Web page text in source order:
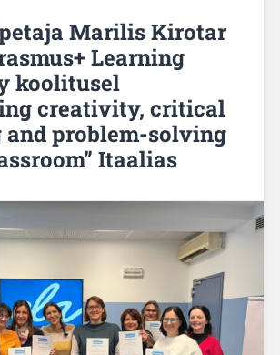
Marilis Kirotar
Learning
koolitusel
creativity, critical
problem-solving
Itaalias